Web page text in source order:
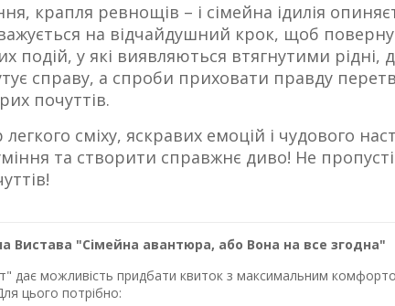
крапля ревнощів – і сімейна ідилія
на відчайдушний крок, щоб
подій, у які виявляються втягнутими
справу, а спроби приховати правду
почуттів.
легкого сміху, яскравих емоцій і чудового
та створити справжнє диво! Не
Вистава "Сімейна авантюра, або Вона на все згодна"
дає можливість придбати квиток з максимальним
цього потрібно: